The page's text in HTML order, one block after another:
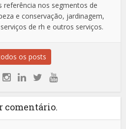
referência nos segmentos de
e conservação, jardinagem,
de rh e outros serviços.
os posts
comentário.